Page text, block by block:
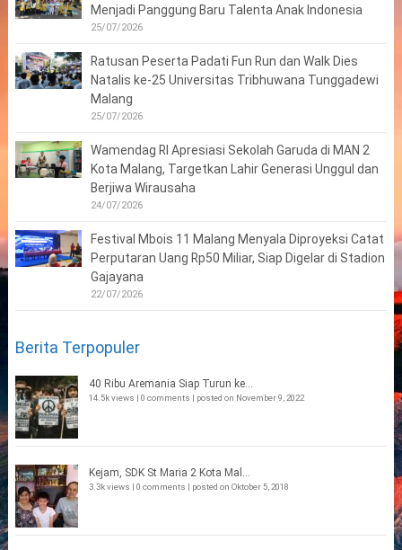
Menjadi Panggung Baru Talenta Anak Indonesia
25/07/2026
Ratusan Peserta Padati Fun Run dan Walk Dies
Natalis ke-25 Universitas Tribhuwana Tunggadewi
Malang
25/07/2026
Wamendag RI Apresiasi Sekolah Garuda di MAN 2
Kota Malang, Targetkan Lahir Generasi Unggul dan
Berjiwa Wirausaha
24/07/2026
Festival Mbois 11 Malang Menyala Diproyeksi Catat
Perputaran Uang Rp50 Miliar, Siap Digelar di Stadion
Gajayana
22/07/2026
Berita Terpopuler
40 Ribu Aremania Siap Turun ke...
14.5k views | 0 comments | posted on November 9, 2022
Kejam, SDK St Maria 2 Kota Mal...
3.3k views | 0 comments | posted on Oktober 5, 2018